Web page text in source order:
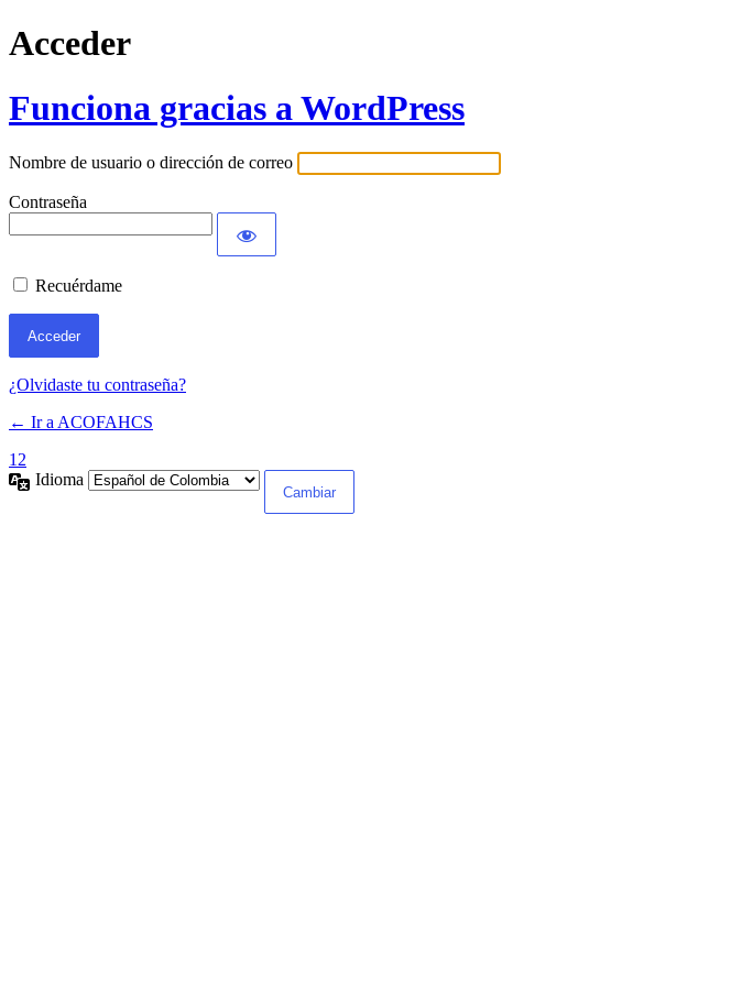
Acceder
Funciona gracias a WordPress
Nombre de usuario o dirección de correo
Contraseña
Recuérdame
¿Olvidaste tu contraseña?
← Ir a ACOFAHCS
12
Idioma